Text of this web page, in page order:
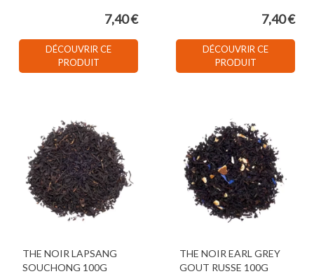
7,40 €
DÉCOUVRIR CE
PRODUIT
7,40 €
DÉCOUVRIR CE
PRODUIT
THE NOIR LAPSANG
SOUCHONG 100G
THE NOIR EARL GREY
GOUT RUSSE 100G